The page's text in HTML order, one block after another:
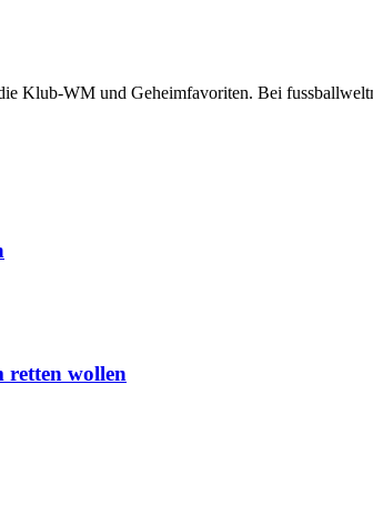
Klub-WM und Geheimfavoriten. Bei
wollen